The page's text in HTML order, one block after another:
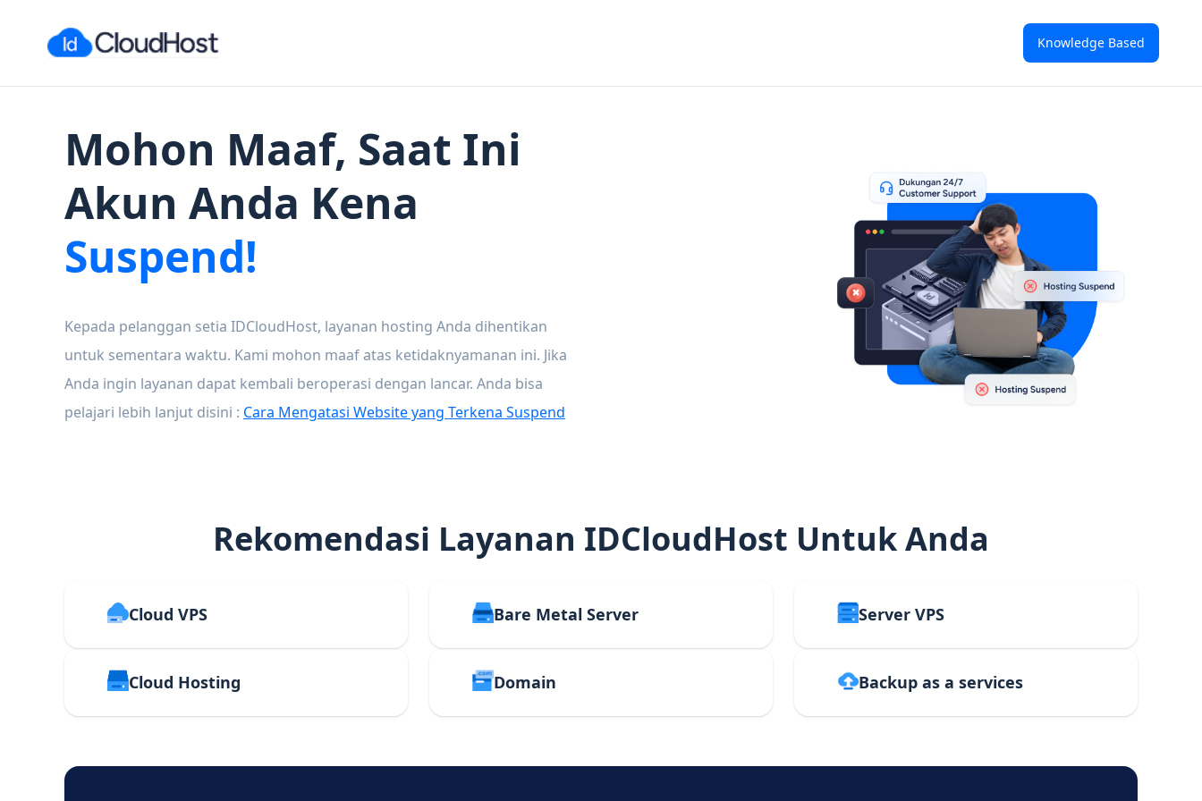
Knowledge Based
Mohon Maaf, Saat Ini
Akun Anda Kena
Suspend!
Kepada pelanggan setia IDCloudHost, layanan hosting Anda dihentikan
untuk sementara waktu. Kami mohon maaf atas ketidaknyamanan ini. Jika
Anda ingin layanan dapat kembali beroperasi dengan lancar. Anda bisa
pelajari lebih lanjut disini : Cara Mengatasi Website yang Terkena Suspend
Rekomendasi Layanan IDCloudHost Untuk Anda
Cloud VPS Bare Metal Server Server VPS
Cloud Hosting Domain Backup as a services